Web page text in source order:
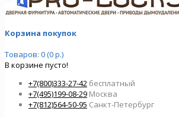
Корзина покупок
Товаров: 0 (0 р.)
В корзине пусто!
+7(800)333-27-42 бесплатный
+7(495)199-08-29 Москва
+7(812)564-50-95 Санкт-Петербург